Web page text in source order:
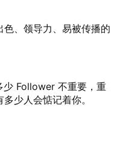
、领导力、易被传播的
Follower 不重要，重
少人会惦记着你。